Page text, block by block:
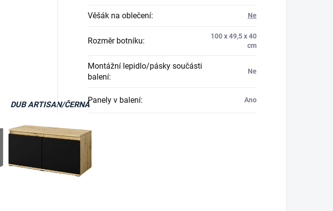
DUB ARTISAN/ČERNÁ
Věšák na oblečení: Ne
Rozměr botníku:
100 x 49,5 x 40
cm
Montážní lepidlo/pásky součásti
balení:
Ne
Panely v balení: Ano